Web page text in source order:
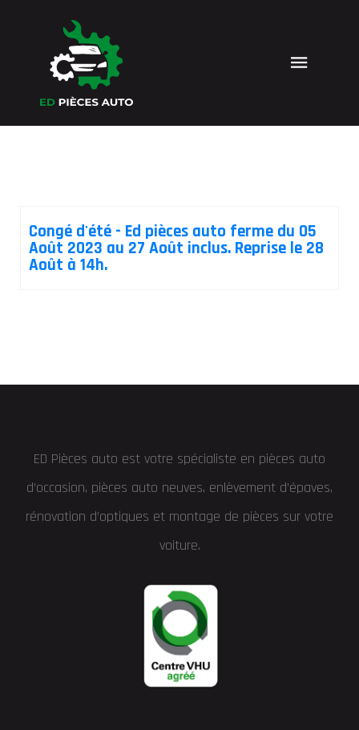
Articles
Congé d'été - Ed pièces auto ferme du 05
Août 2023 au 27 Août inclus. Reprise le 28
Août à 14h.
ED Pièces auto est votre spécialiste en pièces auto
d’occasion, pièces auto neuves, enlèvement d’épaves,
rénovation d’optiques et montage de pièces sur votre
voiture.